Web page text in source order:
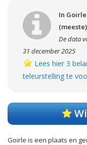
In
De data
31 december 2025
Lees hier 3
teleurstelling te
Goirle is een plaats en